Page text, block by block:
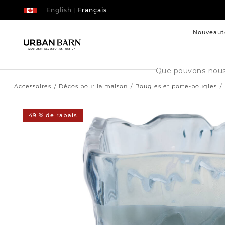
| Français
English
Cataloque
de
Accessoires Décos pour la maison Bougies et porte-bougies
49 % de rabais